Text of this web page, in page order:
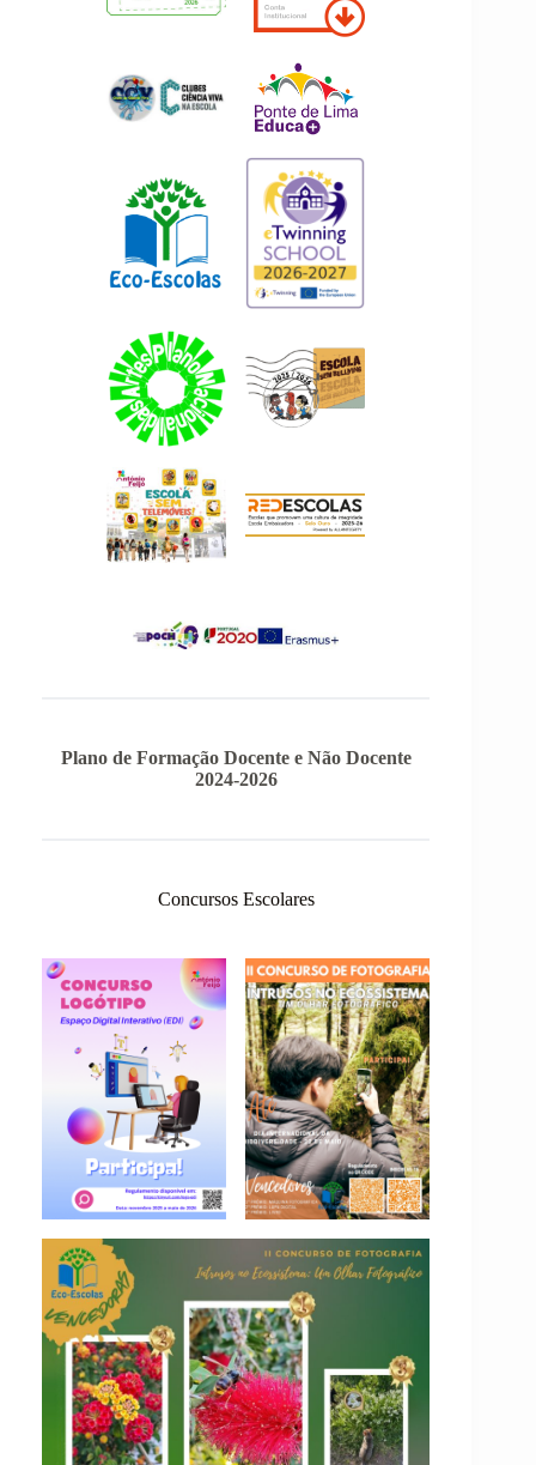
Plano de Formação Docente e Não Docente
2024-2026
Concursos Escolares